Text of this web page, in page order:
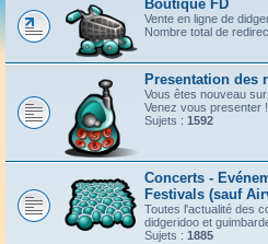
Boutique FD
Vente en ligne de
Nombre total de
Presentation des
Vous êtes nouveau
Venez vous presenter
Sujets : 1592
Concerts -
Festivals (sauf
Toutes l'actualité des
didgeridoo et
Sujets : 1885